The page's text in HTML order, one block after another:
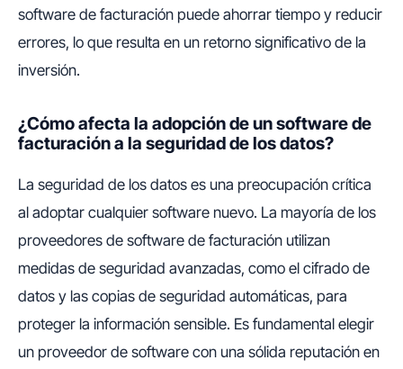
software de facturación puede ahorrar tiempo y reducir
errores, lo que resulta en un retorno significativo de la
inversión.
¿Cómo afecta la adopción de un software de
facturación a la seguridad de los datos?
La seguridad de los datos es una preocupación crítica
al adoptar cualquier software nuevo. La mayoría de los
proveedores de software de facturación utilizan
medidas de seguridad avanzadas, como el cifrado de
datos y las copias de seguridad automáticas, para
proteger la información sensible. Es fundamental elegir
un proveedor de software con una sólida reputación en